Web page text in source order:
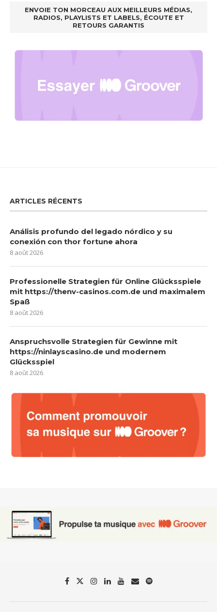
ENVOIE TON MORCEAU AUX MEILLEURS MÉDIAS,
RADIOS, PLAYLISTS ET LABELS, ÉCOUTE ET
RETOURS GARANTIS
ARTICLES RÉCENTS
Análisis profundo del legado nórdico y su
conexión con thor fortune ahora
8 août 2026
Professionelle Strategien für Online Glücksspiele
mit https://thenv-casinos.com.de und maximalem
Spaß
8 août 2026
Anspruchsvolle Strategien für Gewinne mit
https://ninlayscasino.de und modernem
Glücksspiel
8 août 2026